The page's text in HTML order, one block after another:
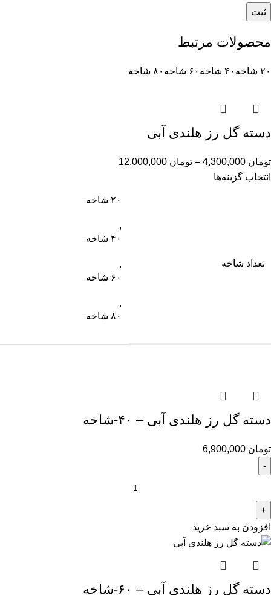
محصولات مرتبط
۲۰ شاخه ۴۰ شاخه ۶۰ شاخه ۸۰ شاخه
دسته گل رز هلندی آبی
تومان – تومان
انتخاب گزینه‌ها
تعداد شاخه
۲۰ شاخه
,
۴۰ شاخه
,
۶۰ شاخه
,
۸۰ شاخه
دسته گل رز هلندی آبی – ۴۰-شاخه
تومان
افزودن به سبد خرید
دسته گل رز هلندی آبی – ۶۰-شاخه